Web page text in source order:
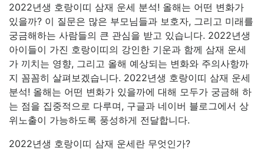
2022년생 호랑이띠 삼재 운세 분석! 올해는 어떤 변화가
있을까? 이 질문은 많은 부모님들과 보호자, 그리고 미래를
궁금해하는 사람들의 큰 관심을 받고 있습니다. 2022년생
아이들이 가진 호랑이띠의 강인한 기운과 함께 삼재 운세
가 끼치는 영향, 그리고 올해 예상되는 변화와 주의사항까
지 꼼꼼히 살펴보겠습니다. 2022년생 호랑이띠 삼재 운세
분석! 올해는 어떤 변화가 있을까에 대해 모두가 궁금해 하
는 점을 집중적으로 다루며, 구글과 네이버 블로그에서 상
위노출이 가능하도록 풍성하게 전달합니다.
2022년생 호랑이띠 삼재 운세란 무엇인가?